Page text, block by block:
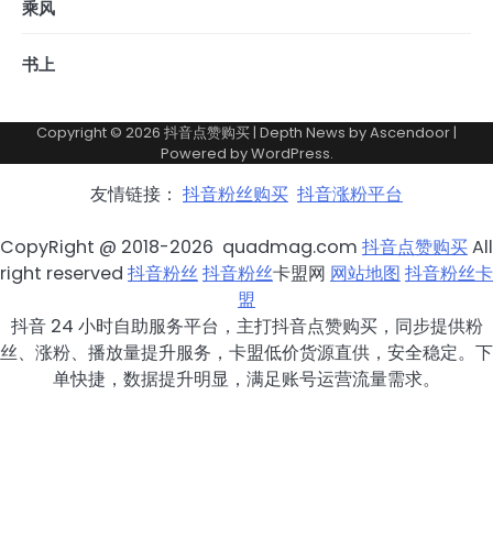
乘风
书上
Copyright © 2026 抖音点赞购买| Depth News byAscendoor|
Powered byWordPress.
友情链接： 抖音粉丝购买 抖音涨粉平台
CopyRight @ 2018-2026 quadmag.com 抖音点赞购买All
right reserved 抖音粉丝抖音粉丝卡盟网 网站地图 抖音粉丝卡
盟
抖音 24 小时自助服务平台，主打抖音点赞购买，同步提供粉
丝、涨粉、播放量提升服务，卡盟低价货源直供，安全稳定。下
单快捷，数据提升明显，满足账号运营流量需求。